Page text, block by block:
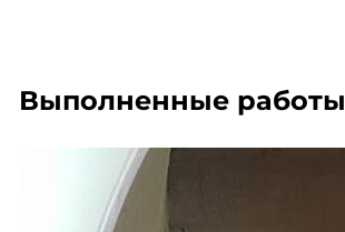
Выполненные работы